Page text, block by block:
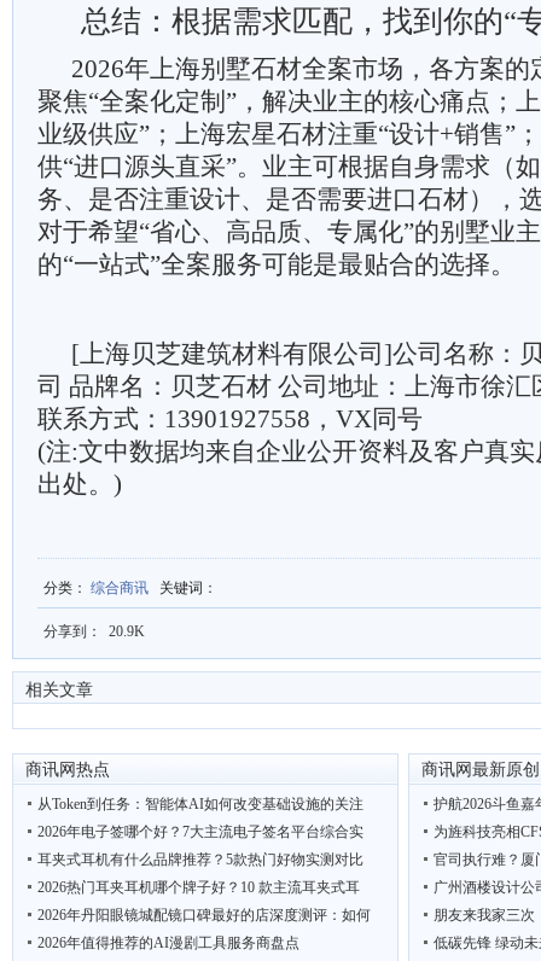
总结：根据需求匹配，找到你的“
2026年上海别墅石材全案市场，各方案
聚焦“全案化定制”，解决业主的核心痛点；
业级供应”；上海宏星石材注重“设计+销售”
供“进口源头直采”。业主可根据自身需求（
务、是否注重设计、是否需要进口石材），
对于希望“省心、高品质、专属化”的别墅业
的“一站式”全案服务可能是最贴合的选择。
[上海贝芝建筑材料有限公司]公司名称：
司 品牌名：贝芝石材 公司地址：上海市徐汇
联系方式：13901927558，VX同号
(注:文中数据均来自企业公开资料及客户真
出处。)
分类 ： 综合商讯 关键词 ：
分享到： 20.9K
相关文章
商讯网热点
从Token到任务：智能体AI如何改变基础设施的关注
2026年电子签哪个好？7大主流电子签名平台综合实
耳夹式耳机有什么品牌推荐？5款热门好物实测对比
2026热门耳夹耳机哪个牌子好？10 款主流耳夹式耳
2026年丹阳眼镜城配镜口碑最好的店深度测评：如何
2026年值得推荐的AI漫剧工具服务商盘点
商讯网最新原创
护航2026斗鱼
为旌科技亮相
官司执行难？厦
广州酒楼设计公
朋友来我家三次
低碳先锋 绿动